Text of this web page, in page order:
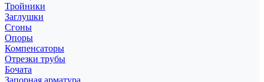
Тройники
Заглушки
Сгоны
Опоры
Компенсаторы
Отрезки трубы
Бочата
Запорная арматура